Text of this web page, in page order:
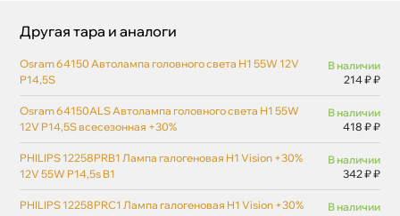
Другая тара и аналоги
Osram 64150 Автолампа головного света Н1 55W 12V
P14,5S
наличии
214 ₽ ₽
Osram 64150ALS Автолампа головного света Н1 55W
12V P14,5S всесезонная +30%
наличии
418 ₽ ₽
PHILIPS 12258PRB1 Лампа галогеновая H1 Vision +30%
12V 55W P14,5s B1
наличии
342 ₽ ₽
PHILIPS 12258PRС1 Лампа галогеновая H1 Vision +30%
наличии